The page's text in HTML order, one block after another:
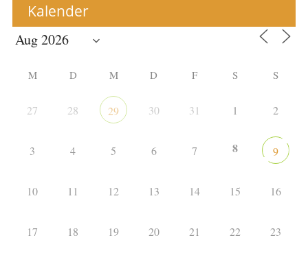
Kalender
M D M D F S S
27 28 29 30 31 1 2
3 4 5 6 7 8 9
10 11 12 13 14 15 16
17 18 19 20 21 22 23